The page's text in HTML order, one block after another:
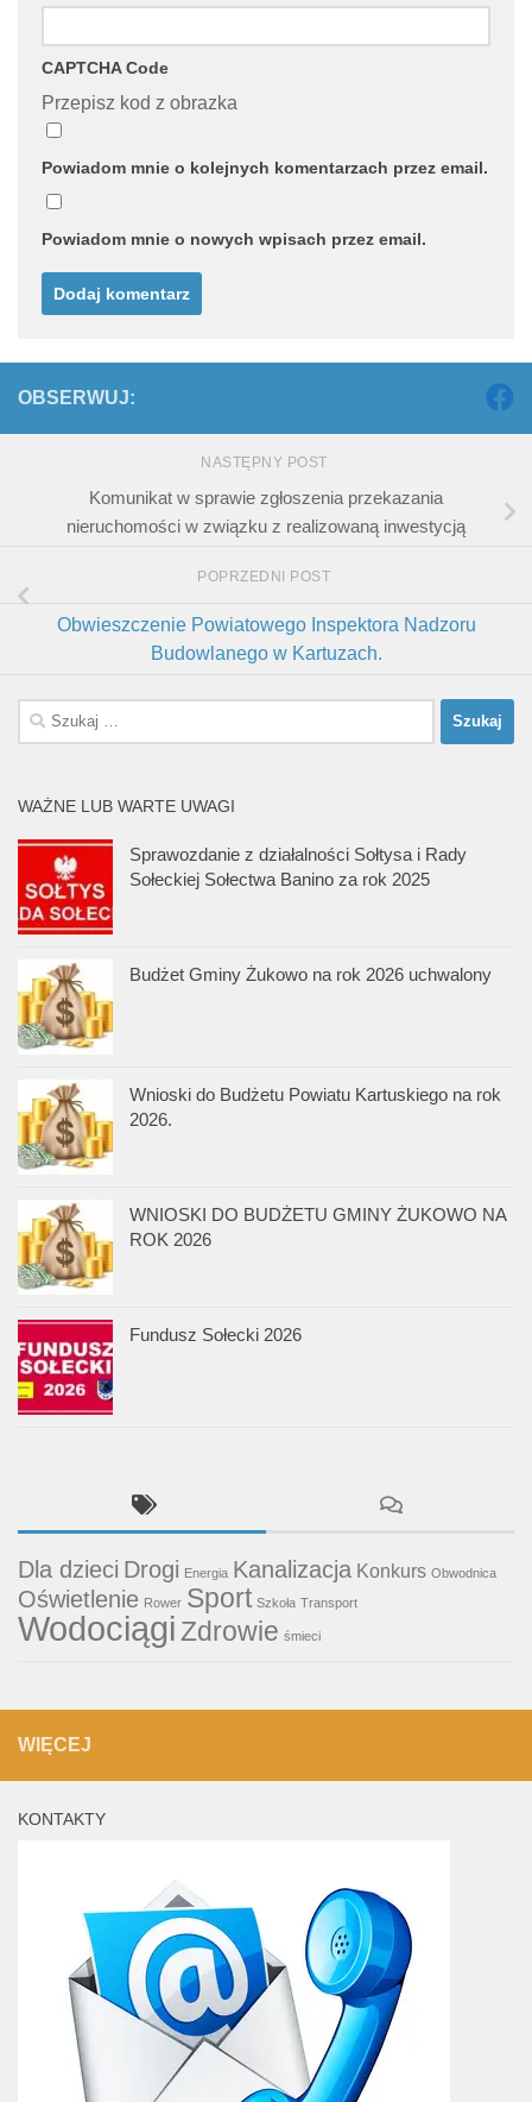
CAPTCHA Code
Przepisz kod z obrazka
Powiadom mnie o kolejnych komentarzach przez email.
Powiadom mnie o nowych wpisach przez email.
OBSERWUJ:
NASTĘPNY POST
Komunikat w sprawie zgłoszenia przekazania
nieruchomości w związku z realizowaną inwestycją
POPRZEDNI POST
Obwieszczenie Powiatowego Inspektora Nadzoru
Budowlanego w Kartuzach.
Szukaj:
WAŻNE LUB WARTE UWAGI
Sprawozdanie z działalności Sołtysa i Rady
Sołeckiej Sołectwa Banino za rok 2025
Budżet Gminy Żukowo na rok 2026 uchwalony
Wnioski do Budżetu Powiatu Kartuskiego na rok
2026.
WNIOSKI DO BUDŻETU GMINY ŻUKOWO NA
ROK 2026
Fundusz Sołecki 2026
Dla dzieci Drogi Energia Kanalizacja Konkurs Obwodnica
Oświetlenie Rower Sport Szkoła Transport
WodociągiZdrowie śmieci
WIĘCEJ
KONTAKTY